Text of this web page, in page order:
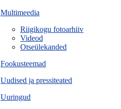
Multimeedia
Riigikogu fotoarhiiv
Videod
Otseülekanded
Fookusteemad
Uudised ja pressiteated
Uuringud